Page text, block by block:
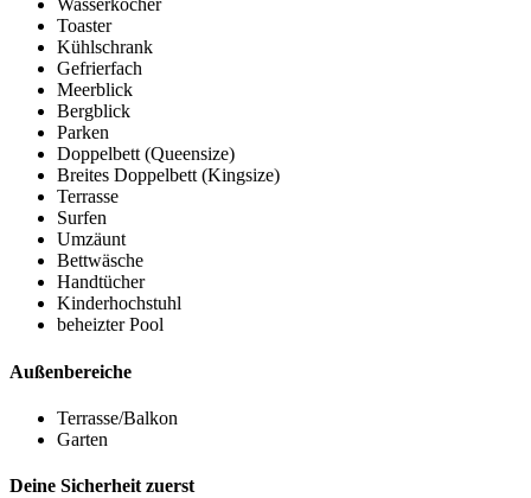
Wasserkocher
Toaster
Kühlschrank
Gefrierfach
Meerblick
Bergblick
Parken
Doppelbett (Queensize)
Breites Doppelbett (Kingsize)
Terrasse
Surfen
Umzäunt
Bettwäsche
Handtücher
Kinderhochstuhl
beheizter Pool
Außenbereiche
Terrasse/Balkon
Garten
Deine Sicherheit zuerst